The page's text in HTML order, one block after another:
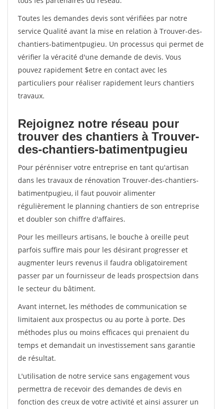
Toutes les demandes devis sont vérifiées par notre
service Qualité avant la mise en relation à Trouver-des-
chantiers-batimentpugieu. Un processus qui permet de
vérifier la véracité d'une demande de devis. Vous
pouvez rapidement $etre en contact avec les
particuliers pour réaliser rapidement leurs chantiers
travaux.
Rejoignez notre réseau pour
trouver des chantiers à Trouver-
des-chantiers-batimentpugieu
Pour pérénniser votre entreprise en tant qu'artisan
dans les travaux de rénovation Trouver-des-chantiers-
batimentpugieu, il faut pouvoir alimenter
régulièrement le planning chantiers de son entreprise
et doubler son chiffre d'affaires.
Pour les meilleurs artisans, le bouche à oreille peut
parfois suffire mais pour les désirant progresser et
augmenter leurs revenus il faudra obligatoirement
passer par un fournisseur de leads prospectsion dans
le secteur du bâtiment.
Avant internet, les méthodes de communication se
limitaient aux prospectus ou au porte à porte. Des
méthodes plus ou moins efficaces qui prenaient du
temps et demandait un investissement sans garantie
de résultat.
L'utilisation de notre service sans engagement vous
permettra de recevoir des demandes de devis en
fonction des creux de votre activité et ainsi assurer un